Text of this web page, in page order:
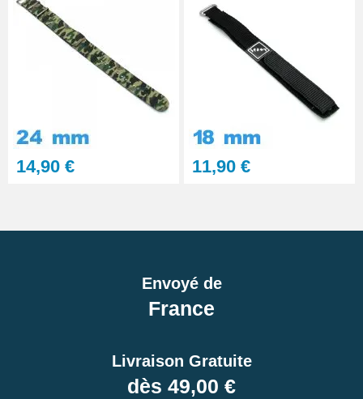
14,90 € 11,90 €
Envoyé de
France
Livraison Gratuite
dès 49,00 €